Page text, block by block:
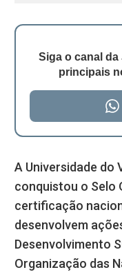
Siga o canal da
principais
A Universidade do
conquistou o Selo
certificação
desenvolvem
Desenvolvimento
Organização das